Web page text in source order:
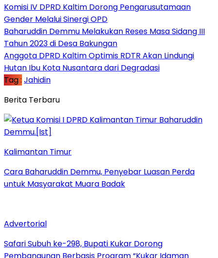
Komisi IV DPRD Kaltim Dorong Pengarusutamaan
Gender Melalui Sinergi OPD
Baharuddin Demmu Melakukan Reses Masa Sidang III
Tahun 2023 di Desa Bakungan
Anggota DPRD Kaltim Optimis RDTR Akan Lindungi
Hutan Ibu Kota Nusantara dari Degradasi
Tag : Jahidin
Berita Terbaru
Kalimantan Timur
Cara Baharuddin Demmu, Penyebar Luasan Perda
untuk Masyarakat Muara Badak
Advertorial
Safari Subuh ke-298, Bupati Kukar Dorong
Pembangunan Berbasis Program “Kukar Idaman